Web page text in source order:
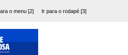
o menu [2] Ir para o rodapé [3]